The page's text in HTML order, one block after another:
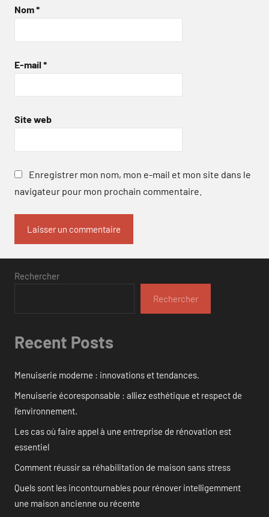
Nom*
E-mail *
Site web
Enregistrer mon nom, mon e-mail et mon site dans le
navigateur pour mon prochain commentaire.
Rechercher
Rechercher
Recent Posts
Menuiserie moderne : innovations et tendances.
Menuiserie écoresponsable : alliez esthétique et respect de
l’environnement.
Les cas où faire appel à une entreprise de rénovation est
essentiel
Comment réussir sa réhabilitation de maison sans stress
Quels sont les incontournables pour rénover intelligemment
une maison ancienne ou récente